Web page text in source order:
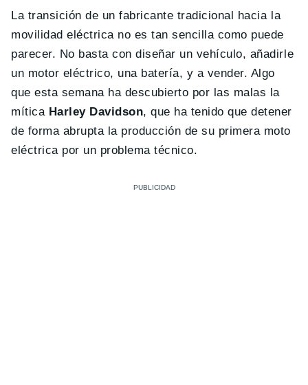
La transición de un fabricante tradicional hacia la
movilidad eléctrica no es tan sencilla como puede
parecer. No basta con diseñar un vehículo, añadirle
un motor eléctrico, una batería, y a vender. Algo
que esta semana ha descubierto por las malas la
mítica Harley Davidson, que ha tenido que detener
de forma abrupta la producción de su primera moto
eléctrica por un problema técnico.